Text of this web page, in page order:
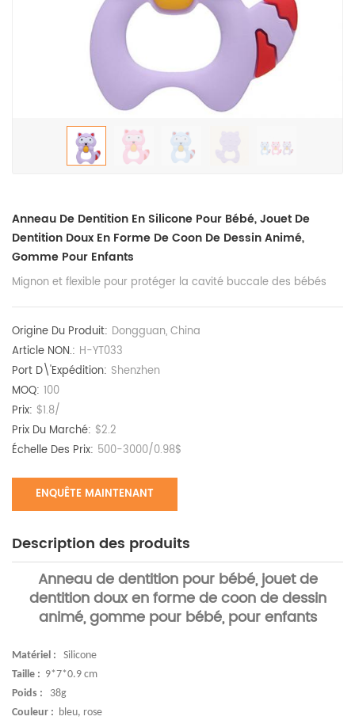
Anneau De Dentition En Silicone Pour Bébé, Jouet De
Dentition Doux En Forme De Coon De Dessin Animé,
Gomme Pour Enfants
Mignon et flexible pour protéger la cavité buccale des bébés
Origine Du Produit: Dongguan, China
Article NON.: H-YT033
Port D\'expédition: Shenzhen
MOQ: 100
Prix: $1.8/
Prix Du Marché: $2.2
Échelle Des Prix: 500-3000/0.98$
ENQUÊTE MAINTENANT
Description des produits
Anneau de dentition pour bébé, jouet de
dentition doux en forme de coon de dessin
animé, gomme pour bébé, pour enfants
Matériel : Silicone
Taille : 9*7*0.9 cm
Poids : 38g
Couleur : bleu, rose